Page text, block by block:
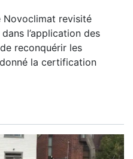
Novoclimat revisité
l’application des
reconquérir les
la certification